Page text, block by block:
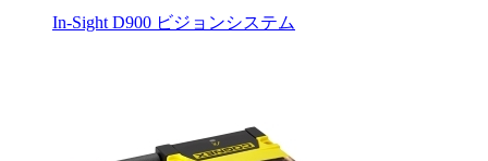
In-Sight D900 ビジョンシステム